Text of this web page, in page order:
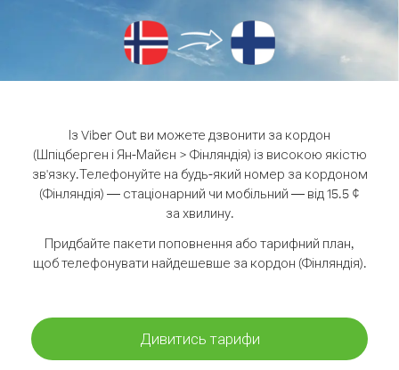
Із Viber Out ви можете дзвонити за кордон
(Шпіцберген і Ян-Майєн > Фінляндія) із високою якістю
зв'язку.Телефонуйте на будь-який номер за кордоном
(Фінляндія) — стаціонарний чи мобільний — від 15.5 ¢
за хвилину.
Придбайте пакети поповнення або тарифний план,
щоб телефонувати найдешевше за кордон (Фінляндія).
Дивитись тарифи